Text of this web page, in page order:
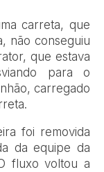
carreta, que
não conseguiu
que estava
para o
carregado
foi removida
da equipe da
fluxo voltou a